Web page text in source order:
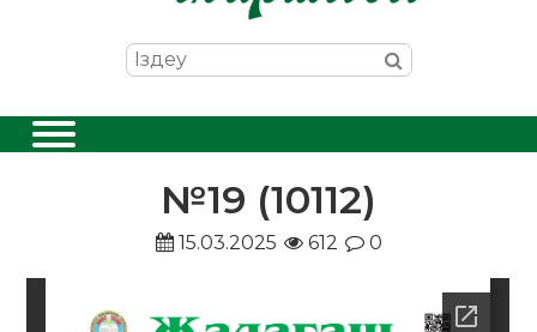
№19 (10112)
15.03.2025 612 0